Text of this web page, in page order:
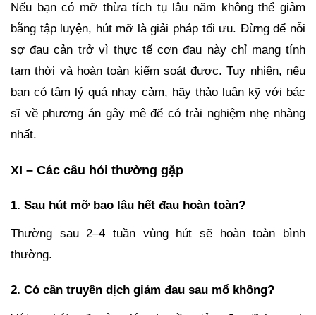
Nếu bạn có mỡ thừa tích tụ lâu năm không thể giảm
bằng tập luyện, hút mỡ là giải pháp tối ưu. Đừng để nỗi
sợ đau cản trở vì thực tế cơn đau này chỉ mang tính
tạm thời và hoàn toàn kiểm soát được. Tuy nhiên, nếu
bạn có tâm lý quá nhạy cảm, hãy thảo luận kỹ với bác
sĩ về phương án gây mê để có trải nghiệm nhẹ nhàng
nhất.
XI – Các câu hỏi thường gặp
1. Sau hút mỡ bao lâu hết đau hoàn toàn?
Thường sau 2–4 tuần vùng hút sẽ hoàn toàn bình
thường.
2. Có cần truyền dịch giảm đau sau mổ không?